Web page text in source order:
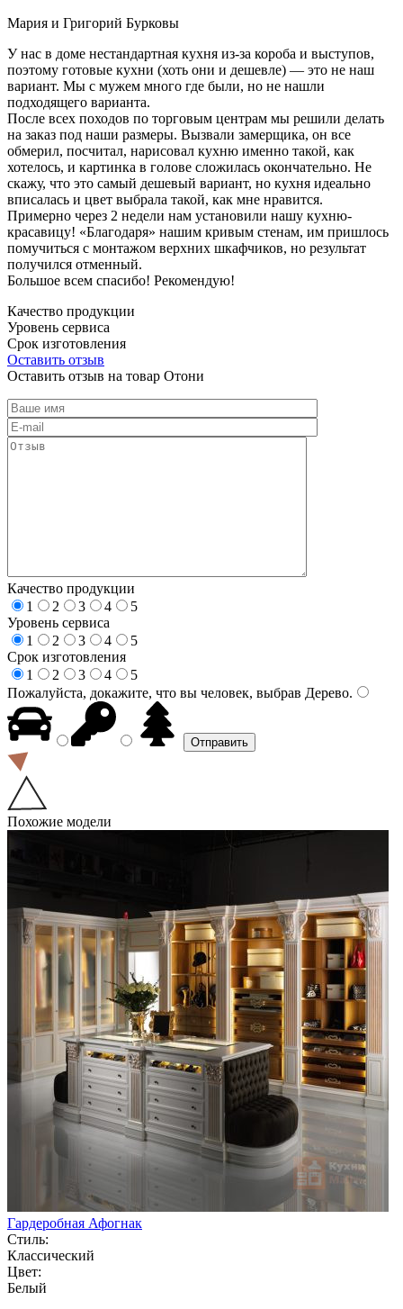
Мария и Григорий Бурковы
У нас в доме нестандартная кухня из-за короба и выступов,
поэтому готовые кухни (хоть они и дешевле) — это не наш
вариант. Мы с мужем много где были, но не нашли
подходящего варианта.
После всех походов по торговым центрам мы решили делать
на заказ под наши размеры. Вызвали замерщика, он все
обмерил, посчитал, нарисовал кухню именно такой, как
хотелось, и картинка в голове сложилась окончательно. Не
скажу, что это самый дешевый вариант, но кухня идеально
вписалась и цвет выбрала такой, как мне нравится.
Примерно через 2 недели нам установили нашу кухню-
красавицу! «Благодаря» нашим кривым стенам, им пришлось
помучиться с монтажом верхних шкафчиков, но результат
получился отменный.
Большое всем спасибо! Рекомендую!
Качество продукции
Уровень сервиса
Срок изготовления
Оставить отзыв
Оставить отзыв на товар Отони
Качество продукции
1
2 3 4
5
Уровень сервиса
1
2 3 4
5
Срок изготовления
1
2 3 4
5
Пожалуйста, докажите, что вы человек, выбрав Дерево.
Похожие модели
Гардеробная Афогнак
Стиль:
Классический
Цвет:
Белый